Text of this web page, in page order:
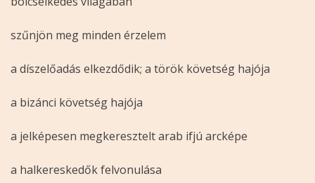
szűnjön meg minden érzelem
a díszelőadás elkezdődik; a török követség hajója
a bizánci követség hajója
a jelképesen megkeresztelt arab ifjú arcképe
a halkereskedők felvonulása